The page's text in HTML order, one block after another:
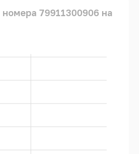
номера 79911300906 на